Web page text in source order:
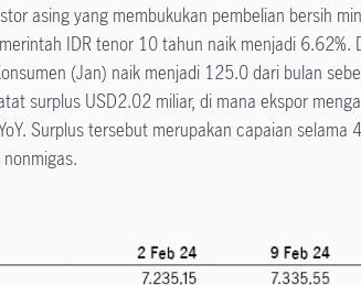
asing yang membukukan pembelian bersih
IDR tenor 10 tahun naik menjadi 6.62%.
(Jan) naik menjadi 125.0 dari bulan
surplus USD2.02 miliar, di mana ekspor
Surplus tersebut merupakan capaian selama